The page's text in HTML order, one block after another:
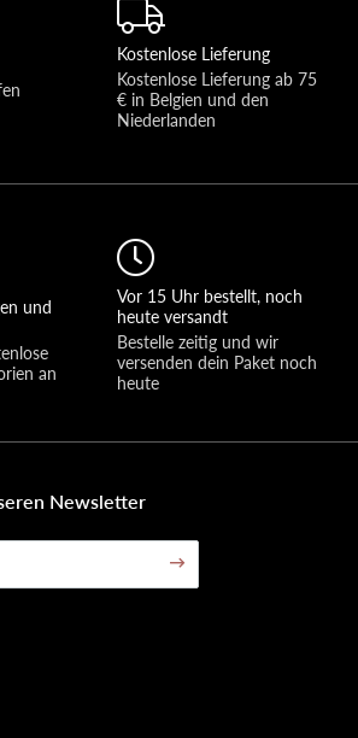
Kostenlose Lieferung
Kostenlose Lieferung ab 75
€ in Belgien und den
Niederlanden
und
an
Vor 15 Uhr bestellt, noch
heute versandt
Bestelle zeitig und wir
versenden dein Paket noch
heute
Newsletter